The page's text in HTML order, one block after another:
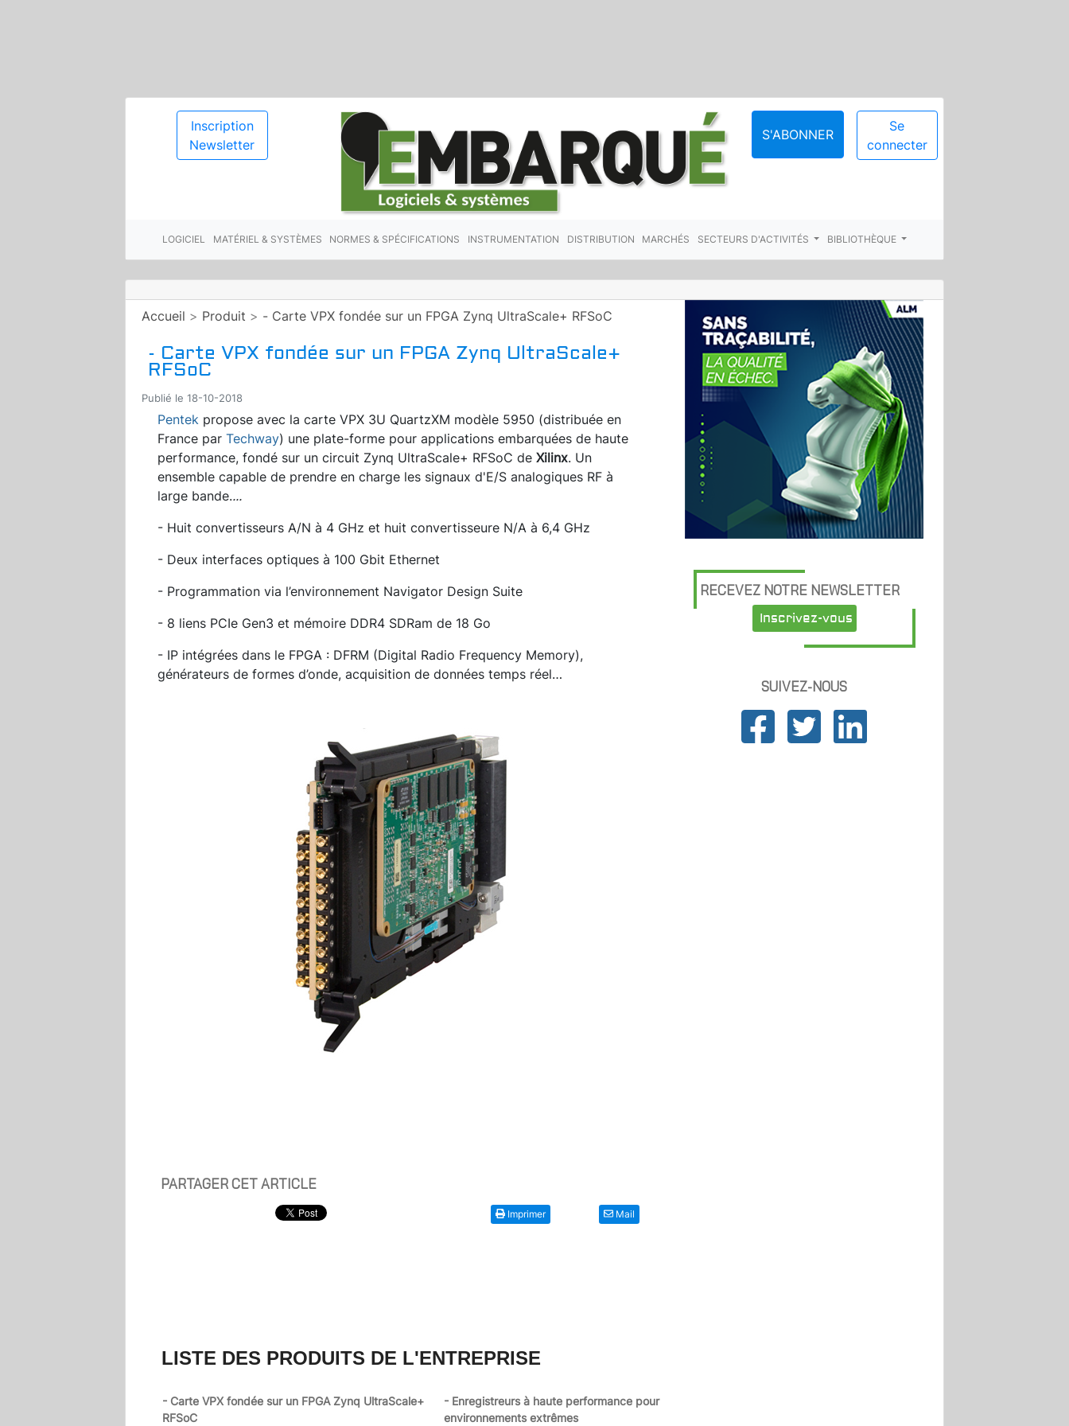
Inscription
Newsletter
S'ABONNER
Se
connecter
LOGICIEL MATÉRIEL & SYSTÈMES NORMES & SPÉCIFICATIONS INSTRUMENTATION DISTRIBUTION MARCHÉS SECTEURS D'ACTIVITÉS BIBLIOTHÈQUE
Accueil > Produit > - Carte VPX fondée sur un FPGA Zynq UltraScale+ RFSoC
- Carte VPX fondée sur un FPGA Zynq UltraScale+
RFSoC
Publié le 18-10-2018
Pentek propose avec la carte VPX 3U QuartzXM modèle 5950 (distribuée en
France par Techway) une plate-forme pour applications embarquées de haute
performance, fondé sur un circuit Zynq UltraScale+ RFSoC de Xilinx. Un
ensemble capable de prendre en charge les signaux d'E/S analogiques RF à
large bande....
- Huit convertisseurs A/N à 4 GHz et huit convertisseure N/A à 6,4 GHz
- Deux interfaces optiques à 100 Gbit Ethernet
- Programmation via l’environnement Navigator Design Suite
- 8 liens PCIe Gen3 et mémoire DDR4 SDRam de 18 Go
- IP intégrées dans le FPGA : DFRM (Digital Radio Frequency Memory),
générateurs de formes d’onde, acquisition de données temps réel…
PARTAGER CET ARTICLE
Imprimer Mail
LISTE DES PRODUITS DE L'ENTREPRISE
- Carte VPX fondée sur un FPGA Zynq UltraScale+
RFSoC
- Enregistreurs à haute performance pour
environnements extrêmes
RECEVEZ NOTRE NEWSLETTER
Inscrivez-vous
SUIVEZ-NOUS